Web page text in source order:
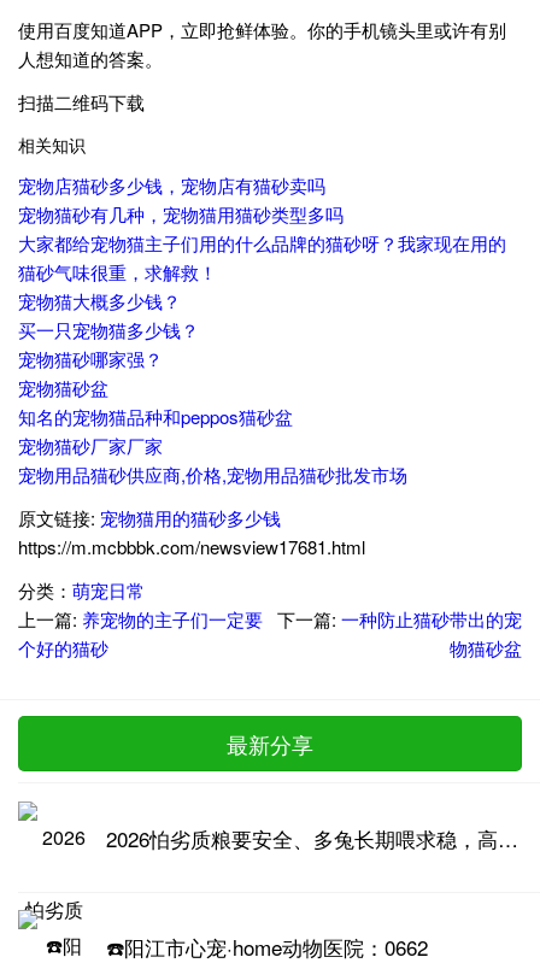
使用百度知道APP，立即抢鲜体验。你的手机镜头里或许有别
人想知道的答案。
扫描二维码下载
相关知识
宠物店猫砂多少钱，宠物店有猫砂卖吗
宠物猫砂有几种，宠物猫用猫砂类型多吗
大家都给宠物猫主子们用的什么品牌的猫砂呀？我家现在用的
猫砂气味很重，求解救！
宠物猫大概多少钱？
买一只宠物猫多少钱？
宠物猫砂哪家强？
宠物猫砂盆
知名的宠物猫品种和peppos猫砂盆
宠物猫砂厂家厂家
宠物用品猫砂供应商,价格,宠物用品猫砂批发市场
原文链接: 宠物猫用的猫砂多少钱
https://m.mcbbbk.com/newsview17681.html
分类： 萌宠日常
上一篇: 养宠物的主子们一定要
个好的猫砂
下一篇: 一种防止猫砂带出的宠
物猫砂盆
最新分享
2026怕劣质粮要安全、多兔长期喂求稳，高品质兔粮推荐
☎️阳江市心宠·home动物医院：0662